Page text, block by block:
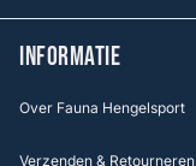
INFORMATIE
Over Fauna Hengelsport
Verzenden & Retourneren